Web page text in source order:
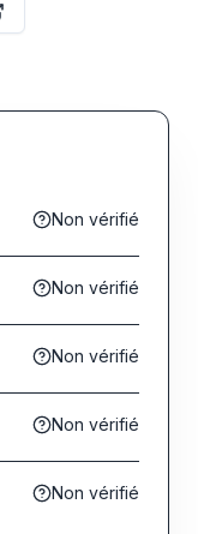
Non vérifié
Non vérifié
Non vérifié
Non vérifié
Non vérifié